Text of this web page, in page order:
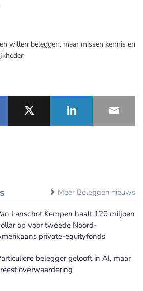
willen beleggen, maar missen kennis en
Meer Beleggen nieuws
Lanschot Kempen haalt 120 miljoen
op voor tweede Noord-
private-equityfonds
belegger gelooft in AI, maar
overwaardering